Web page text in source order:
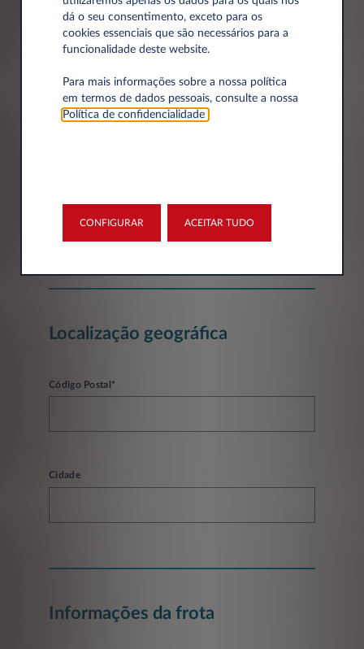
Dados da empresa
Localização geográfica
Código Postal*
Cidade
Informações da frota
dá o seu consentimento, exceto para os
cookies essenciais que são necessários para a
funcionalidade deste website.
Para mais informações sobre a nossa política
em termos de dados pessoais, consulte a nossa
Política de confidencialidade.
CONFIGURAR ACEITAR TUDO